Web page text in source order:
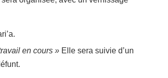
en cours » Elle sera suivie d’un